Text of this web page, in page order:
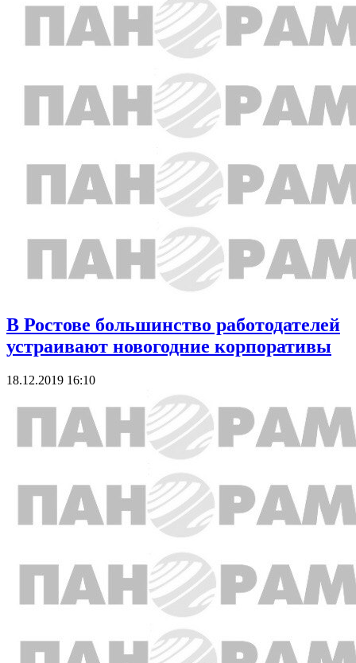
В Ростове большинство работодателей
устраивают новогодние корпоративы
18.12.2019 16:10